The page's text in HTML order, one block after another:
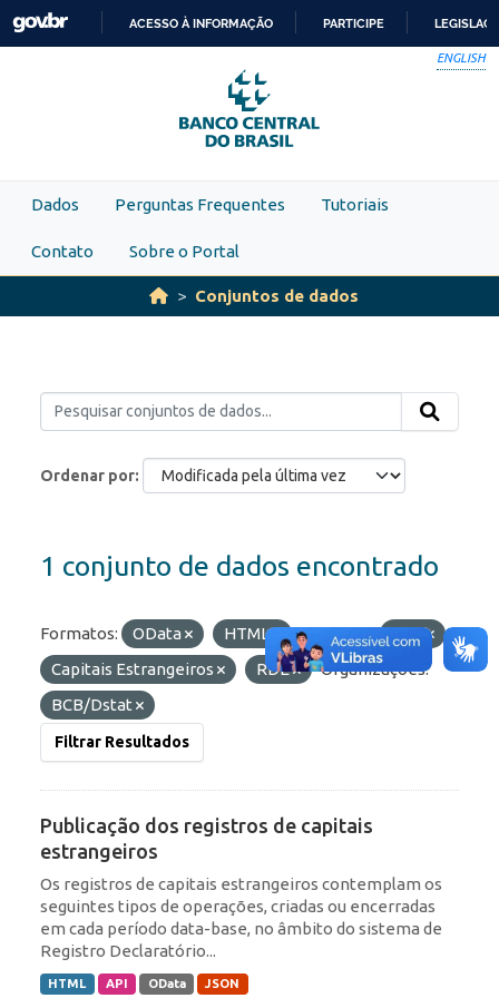
Skip to main content
PARA
O
CONTEÚDO
ACESSO À INFORMAÇÃO PARTICIPE
ENGLISH
Dados Perguntas Frequentes Tutoriais
Contato Sobre o Portal
Conjuntos de dados
Ordenar por
1 conjunto de dados encontrado
Formatos: OData HTML Etiquetas:
ROF
Capitais Estrangeiros
RDE
Organizações:
BCB/Dstat
Filtrar Resultados
Publicação dos registros de capitais
estrangeiros
Os registros de capitais estrangeiros contemplam os
seguintes tipos de operações, criadas ou encerradas
em cada período data-base, no âmbito do sistema de
Registro Declaratório...
HTML API OData JSON